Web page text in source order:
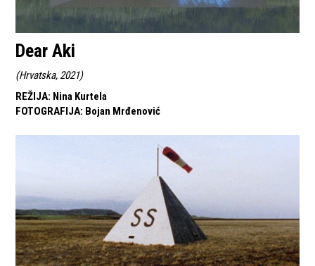
Dear Aki
(Hrvatska, 2021)
REŽIJA: Nina Kurtela
FOTOGRAFIJA: Bojan Mrđenović